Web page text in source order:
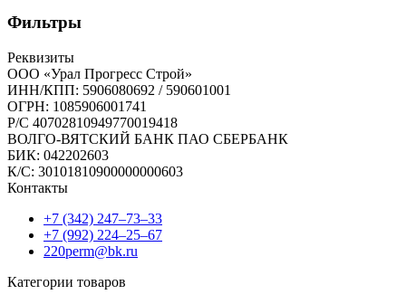
Фильтры
Реквизиты
ООО «Урал Прогресс Строй»
ИНН/КПП: 5906080692 / 590601001
ОГРН: 1085906001741
Р/C 40702810949770019418
ВОЛГО-ВЯТСКИЙ БАНК ПАО СБЕРБАНК
БИК: 042202603
К/С: 30101810900000000603
Контакты
+7 (342) 247‒73‒33
+7 (992) 224‒25‒67
220perm@bk.ru
Категории товаров